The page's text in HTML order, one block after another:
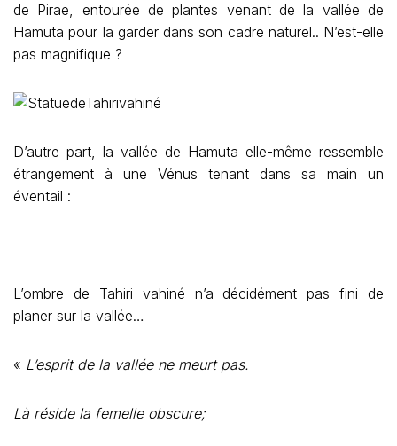
de Pirae, entourée de plantes venant de la vallée de
Hamuta pour la garder dans son cadre naturel.. N’est-elle
pas magnifique ?
D’autre part, la vallée de Hamuta elle-même ressemble
étrangement à une Vénus tenant dans sa main un
éventail :
L’ombre de Tahiri vahiné n’a décidément pas fini de
planer sur la vallée…
« L’esprit de la vallée ne meurt pas.
Là réside la femelle obscure;